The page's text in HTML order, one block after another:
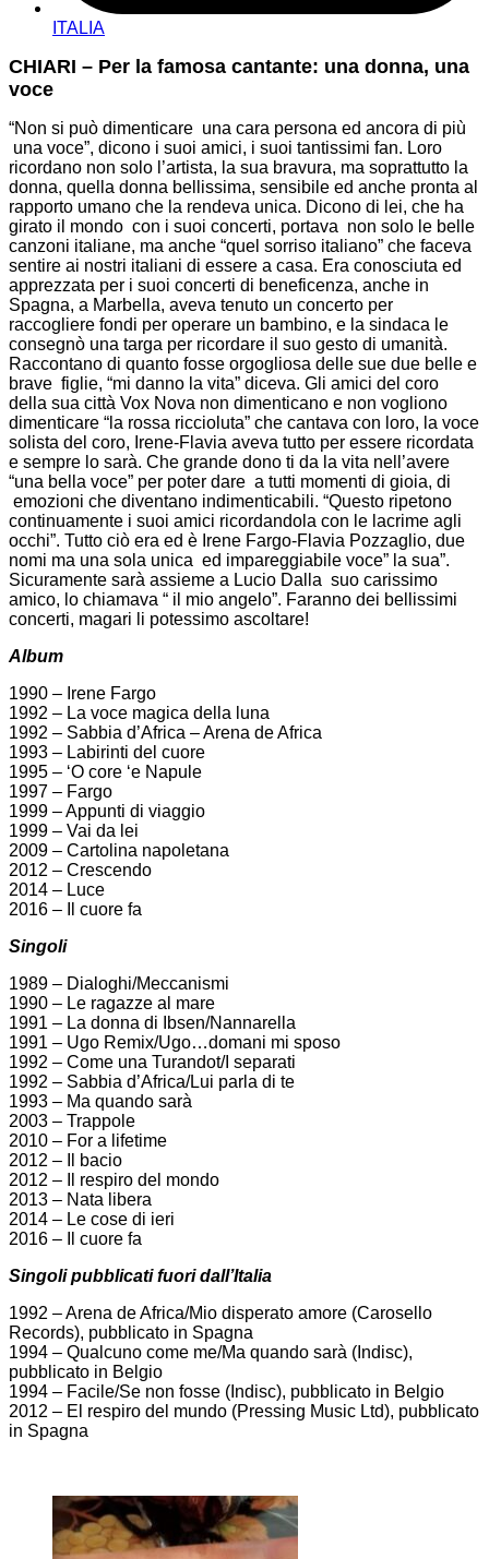
ITALIA
CHIARI – Per la famosa cantante: una donna, una
voce
“Non si può dimenticare una cara persona ed ancora di più
una voce”, dicono i suoi amici, i suoi tantissimi fan. Loro
ricordano non solo l’artista, la sua bravura, ma soprattutto la
donna, quella donna bellissima, sensibile ed anche pronta al
rapporto umano che la rendeva unica. Dicono di lei, che ha
girato il mondo con i suoi concerti, portava non solo le belle
canzoni italiane, ma anche “quel sorriso italiano” che faceva
sentire ai nostri italiani di essere a casa. Era conosciuta ed
apprezzata per i suoi concerti di beneficenza, anche in
Spagna, a Marbella, aveva tenuto un concerto per
raccogliere fondi per operare un bambino, e la sindaca le
consegnò una targa per ricordare il suo gesto di umanità.
Raccontano di quanto fosse orgogliosa delle sue due belle e
brave figlie, “mi danno la vita” diceva. Gli amici del coro
della sua città Vox Nova non dimenticano e non vogliono
dimenticare “la rossa riccioluta” che cantava con loro, la voce
solista del coro, Irene-Flavia aveva tutto per essere ricordata
e sempre lo sarà. Che grande dono ti da la vita nell’avere
“una bella voce” per poter dare a tutti momenti di gioia, di
emozioni che diventano indimenticabili. “Questo ripetono
continuamente i suoi amici ricordandola con le lacrime agli
occhi”. Tutto ciò era ed è Irene Fargo-Flavia Pozzaglio, due
nomi ma una sola unica ed impareggiabile voce” la sua”.
Sicuramente sarà assieme a Lucio Dalla suo carissimo
amico, lo chiamava “ il mio angelo”. Faranno dei bellissimi
concerti, magari li potessimo ascoltare!
Album
1990 – Irene Fargo
1992 – La voce magica della luna
1992 – Sabbia d’Africa – Arena de Africa
1993 – Labirinti del cuore
1995 – ‘O core ‘e Napule
1997 – Fargo
1999 – Appunti di viaggio
1999 – Vai da lei
2009 – Cartolina napoletana
2012 – Crescendo
2014 – Luce
2016 – Il cuore fa
Singoli
1989 – Dialoghi/Meccanismi
1990 – Le ragazze al mare
1991 – La donna di Ibsen/Nannarella
1991 – Ugo Remix/Ugo…domani mi sposo
1992 – Come una Turandot/I separati
1992 – Sabbia d’Africa/Lui parla di te
1993 – Ma quando sarà
2003 – Trappole
2010 – For a lifetime
2012 – Il bacio
2012 – Il respiro del mondo
2013 – Nata libera
2014 – Le cose di ieri
2016 – Il cuore fa
Singoli pubblicati fuori dall’Italia
1992 – Arena de Africa/Mio disperato amore (Carosello
Records), pubblicato in Spagna
1994 – Qualcuno come me/Ma quando sarà (Indisc),
pubblicato in Belgio
1994 – Facile/Se non fosse (Indisc), pubblicato in Belgio
2012 – El respiro del mundo (Pressing Music Ltd), pubblicato
in Spagna